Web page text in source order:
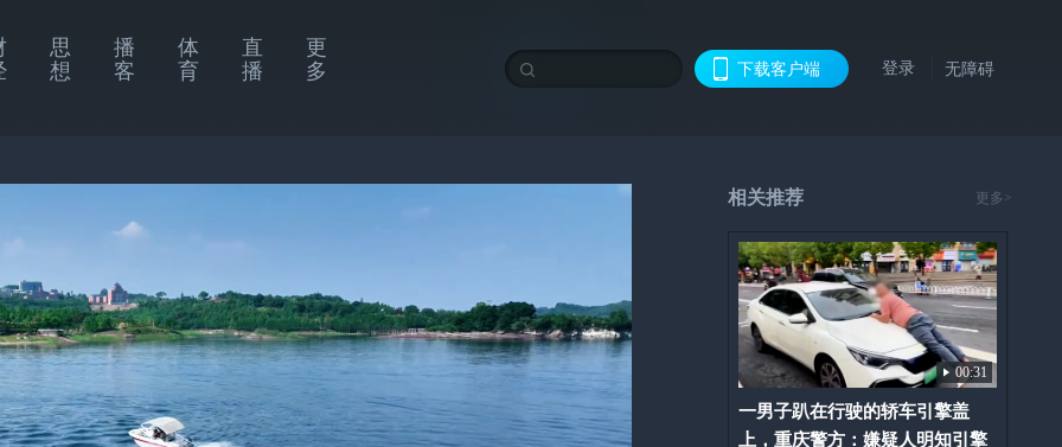
思
想
播
客
体
育
直
播
更
多
下载客户端 登录 无障碍
相关推荐 更多>
00:31
一男子趴在行驶的轿车引擎盖
上，重庆警方：嫌疑人明知引擎